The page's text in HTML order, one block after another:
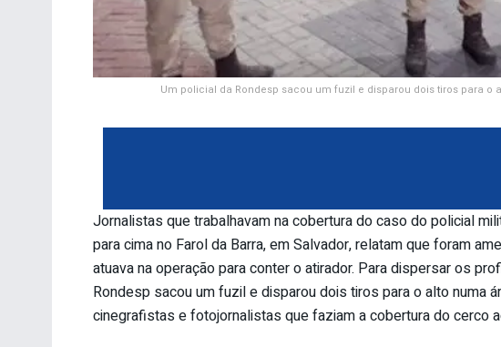
Um policial da Rondesp sacou um fuzil e disparou dois tiros para o
Jornalistas que trabalhavam na cobertura do caso do policial
para cima no Farol da Barra, em Salvador, relatam que foram
atuava na operação para conter o atirador. Para dispersar os
Rondesp sacou um fuzil e disparou dois tiros para o alto numa
cinegrafistas e fotojornalistas que faziam a cobertura do cerco